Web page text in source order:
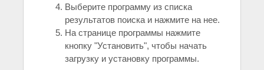
Выберите программу из списка
результатов поиска и нажмите на нее.
На странице программы нажмите
кнопку "Установить", чтобы начать
загрузку и установку программы.